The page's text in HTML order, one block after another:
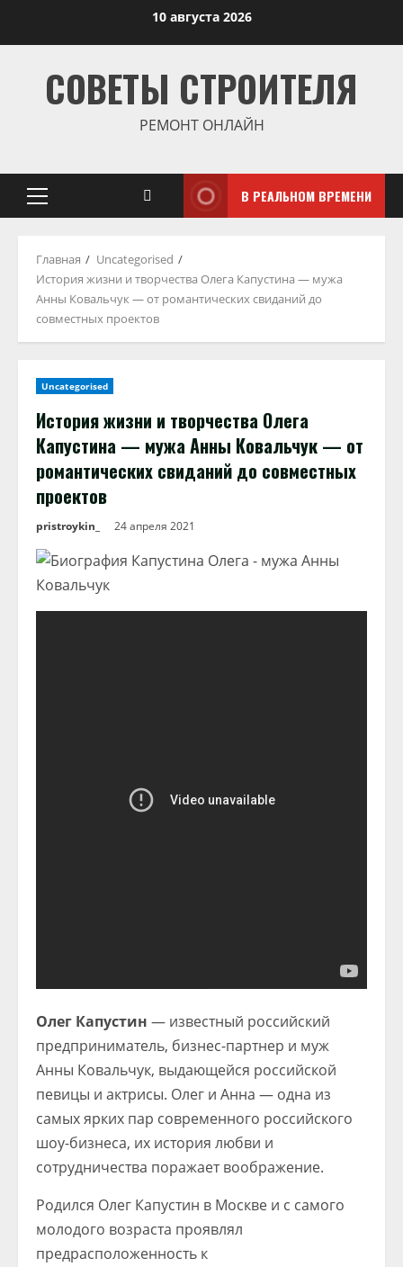
10 августа 2026
СОВЕТЫ СТРОИТЕЛЯ
РЕМОНТ ОНЛАЙН
Основное
В РЕАЛЬНОМ ВРЕМЕНИ
Главная
Uncategorised
История жизни и творчества Олега Капустина — мужа
Анны Ковальчук — от романтических свиданий до
совместных проектов
Uncategorised
История жизни и творчества Олега
Капустина — мужа Анны Ковальчук — от
романтических свиданий до совместных
проектов
pristroykin_ 24 апреля 2021
Олег Капустин — известный российский
предприниматель, бизнес-партнер и муж
Анны Ковальчук, выдающейся российской
певицы и актрисы. Олег и Анна — одна из
самых ярких пар современного российского
шоу-бизнеса, их история любви и
сотрудничества поражает воображение.
Родился Олег Капустин в Москве и с самого
молодого возраста проявлял
предрасположенность к